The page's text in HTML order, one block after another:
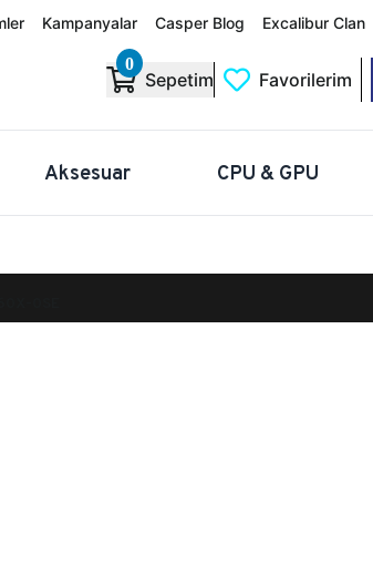
Kampanyalar Casper Blog Excalibur Clan
0
Sepetim Favorilerim
Aksesuar CPU & GPU